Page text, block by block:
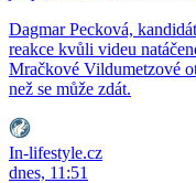
Dagmar Pecková,
reakce kvůli videu
Mračkové Vildumetzové
než se může zdát.
In-lifestyle.cz
dnes, 11:51